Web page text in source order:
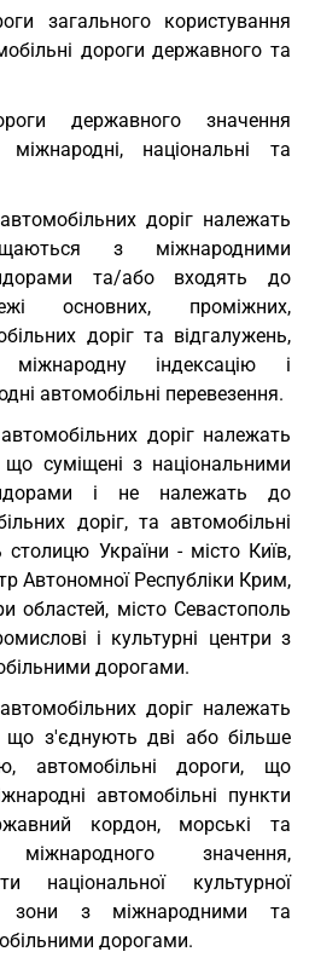
загального користування
дороги державного та
державного значення
національні та
доріг належать
з міжнародними
та/або входять до
основних, проміжних,
доріг та відгалужень,
індексацію і
автомобільні перевезення.
доріг належать
що суміщені з національними
і не належать до
доріг, та автомобільні
України - місто Київ,
Автономної Республіки Крим,
областей, місто Севастополь
і культурні центри з
дорогами.
доріг належать
що з'єднують дві або більше
автомобільні дороги, що
автомобільні пункти
кордон, морські та
значення,
національної культурної
зони з міжнародними та
дорогами.